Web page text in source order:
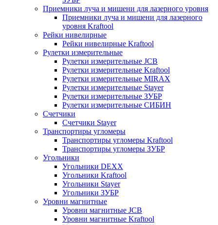
Приемники луча и мишени для лазерного уровня
Приемники луча и мишени для лазерного
уровня Kraftool
Рейки нивелирные
Рейки нивелирные Kraftool
Рулетки измерительные
Рулетки измерительные JCB
Рулетки измерительные Kraftool
Рулетки измерительные MIRAX
Рулетки измерительные Stayer
Рулетки измерительные ЗУБР
Рулетки измерительные СИБИН
Счетчики
Счетчики Stayer
Транспортиры угломеры
Транспортиры угломеры Kraftool
Транспортиры угломеры ЗУБР
Угольники
Угольники DEXX
Угольники Kraftool
Угольники Stayer
Угольники ЗУБР
Уровни магнитные
Уровни магнитные JCB
Уровни магнитные Kraftool